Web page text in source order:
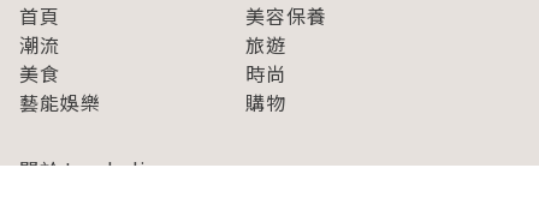
首頁
美容保養
潮流
旅遊
美食
時尚
藝能娛樂
購物
關於Japaholic